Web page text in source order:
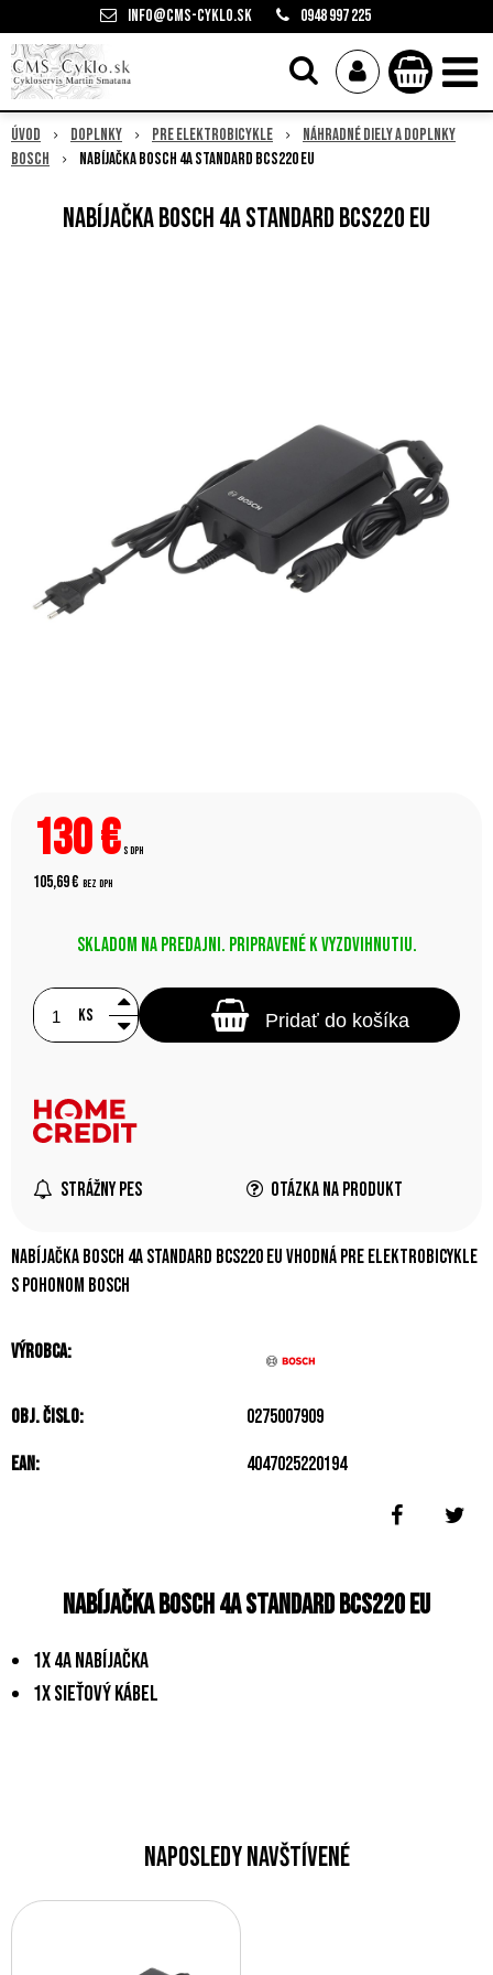
info@cms-cyklo.sk 0948 997 225
Úvod Doplnky Pre elektrobicykle
Náhradné diely a doplnky
Bosch
Nabíjačka Bosch 4A Standard BCS220 EU
Nabíjačka Bosch 4A Standard BCS220 EU
130€ s DPH
105,69 € bez DPH
Skladom na predajni. Pripravené k vyzdvihnutiu.
ks Pridať do košíka
Strážny pes Otázka na produkt
Nabíjačka Bosch 4A Standard BCS220 EU vhodná pre elektrobicykle
s pohonom Bosch
Výrobca:
Obj. čislo: 0275007909
EAN: 4047025220194
Nabíjačka Bosch 4A Standard BCS220 EU
1x 4A nabíjačka
1x sieťový kábel
Naposledy navštívené